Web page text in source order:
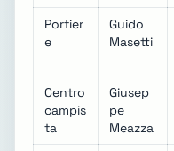
Portier
e
Guido
Masetti
Centro
campis
ta
Giusep
pe
Meazza